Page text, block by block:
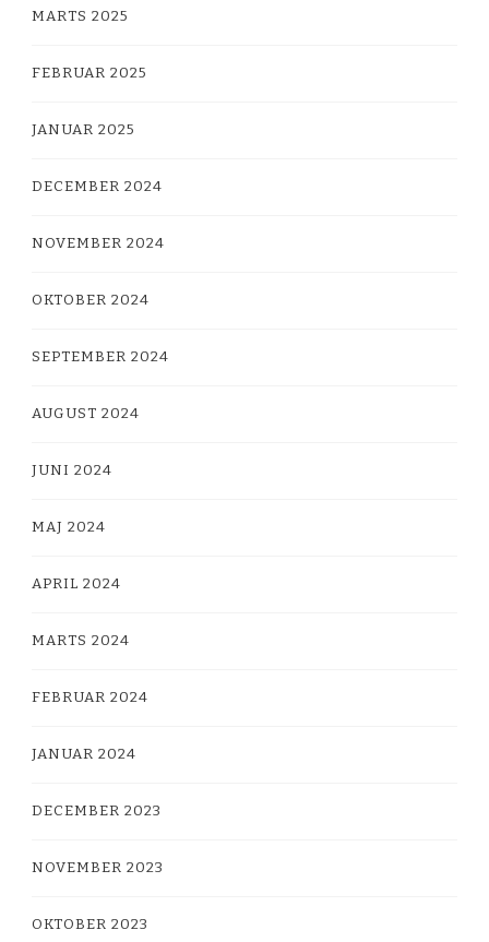
MARTS 2025
FEBRUAR 2025
JANUAR 2025
DECEMBER 2024
NOVEMBER 2024
OKTOBER 2024
SEPTEMBER 2024
AUGUST 2024
JUNI 2024
MAJ 2024
APRIL 2024
MARTS 2024
FEBRUAR 2024
JANUAR 2024
DECEMBER 2023
NOVEMBER 2023
OKTOBER 2023